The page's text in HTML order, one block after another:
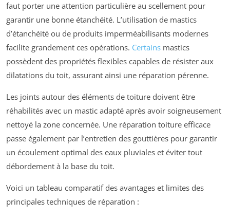
faut porter une attention particulière au scellement pour
garantir une bonne étanchéité. L’utilisation de mastics
d’étanchéité ou de produits imperméabilisants modernes
facilite grandement ces opérations. Certains mastics
possèdent des propriétés flexibles capables de résister aux
dilatations du toit, assurant ainsi une réparation pérenne.
Les joints autour des éléments de toiture doivent être
réhabilités avec un mastic adapté après avoir soigneusement
nettoyé la zone concernée. Une réparation toiture efficace
passe également par l’entretien des gouttières pour garantir
un écoulement optimal des eaux pluviales et éviter tout
débordement à la base du toit.
Voici un tableau comparatif des avantages et limites des
principales techniques de réparation :